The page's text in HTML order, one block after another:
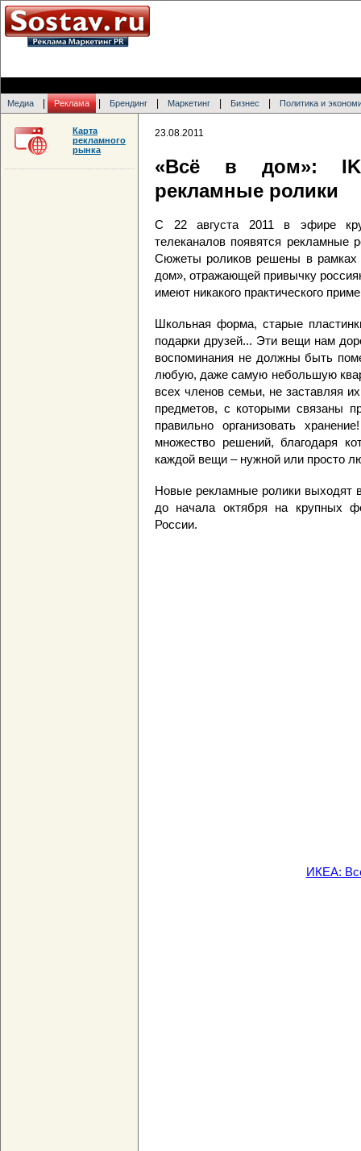
Медиа Реклама Брендинг Маркетинг Бизнес Политика и
23.08.2011
«Всё в дом»:
рекламные ролики
С 22 августа 2011 в эфире
телеканалов появятся рекламные
Сюжеты роликов решены в рамках
дом», отражающей привычку
имеют никакого практического
Школьная форма, старые
подарки друзей... Эти вещи нам
воспоминания не должны быть
любую, даже самую небольшую
всех членов семьи, не заставляя
предметов, с которыми связаны
правильно организовать
множество решений, благодаря
каждой вещи – нужной или просто
Новые рекламные ролики выходят
до начала октября на крупных
России.
ИКЕА:
Карта
рекламного
рынка